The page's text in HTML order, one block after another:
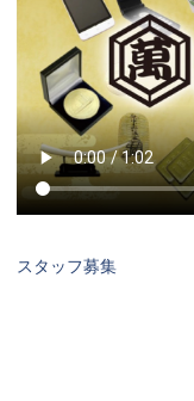
スタッフ募集